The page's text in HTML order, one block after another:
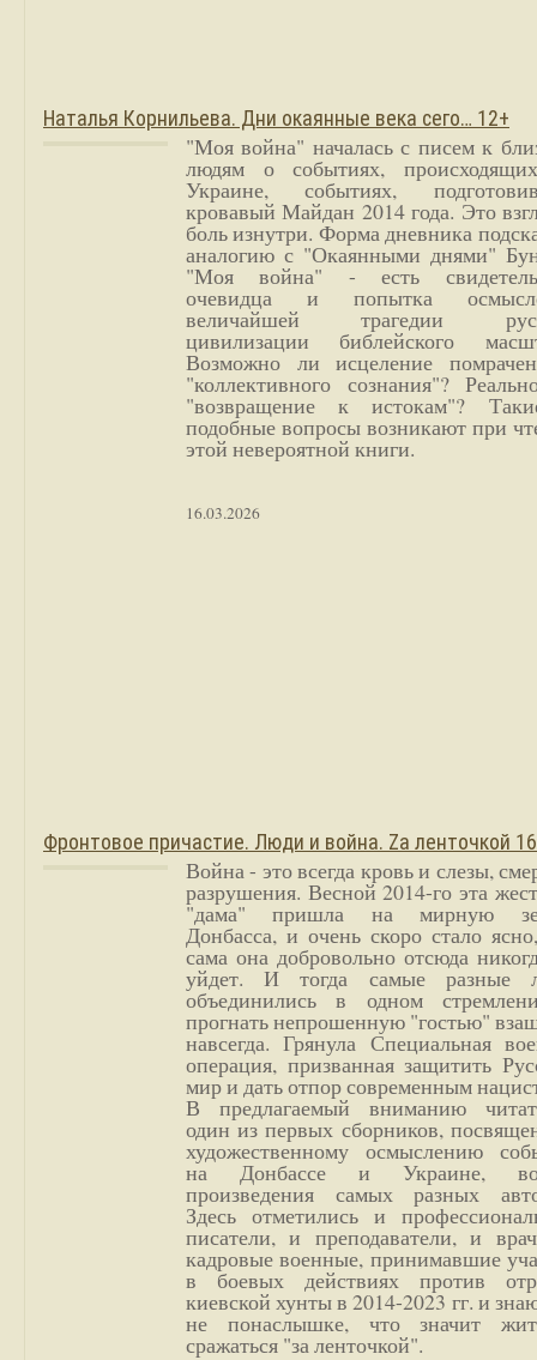
Наталья Корнильева. Дни окаянные века сего… 12+
"Моя война" началась с писем к
людям о событиях,
Украине, событиях,
кровавый Майдан 2014 года. Это
боль изнутри. Форма дневника
аналогию с "Окаянными днями"
"Моя война" - есть
очевидца и попытка
величайшей трагедии
цивилизации библейского
Возможно ли исцеление
"коллективного сознания"?
"возвращение к истокам"?
подобные вопросы возникают при
этой невероятной книги.
16.03.2026
Фронтовое причастие. Люди и война. Zа ленточкой
Война - это всегда кровь и слезы,
разрушения. Весной 2014-го эта
"дама" пришла на мирную
Донбасса, и очень скоро стало
сама она добровольно отсюда
уйдет. И тогда самые разные
объединились в одном
прогнать непрошенную "гостью"
навсегда. Грянула Специальная
операция, призванная защитить
мир и дать отпор современным
В предлагаемый вниманию
один из первых сборников,
художественному осмыслению
на Донбассе и Украине,
произведения самых разных
Здесь отметились и
писатели, и преподаватели, и
кадровые военные, принимавшие
в боевых действиях против
киевской хунты в 2014-2023 гг. и
не понаслышке, что значит
сражаться "за ленточкой".